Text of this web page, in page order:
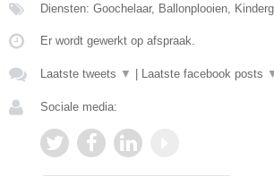
Diensten: Goochelaar, Ballonplooien,
Er wordt gewerkt op afspraak.
Laatste tweets ▼ | Laatste facebook posts
Sociale media: